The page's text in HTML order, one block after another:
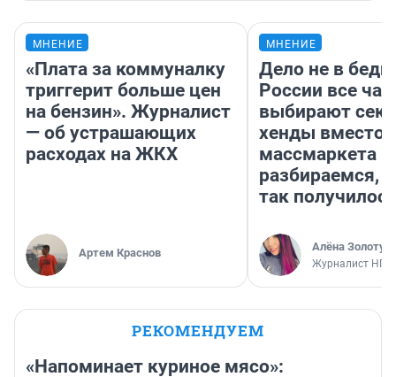
МНЕНИЕ
«Плата за коммуналку
триггерит больше цен
на бензин». Журналист
— об устрашающих
расходах на ЖКХ
Артем Краснов
МНЕНИЕ
Дело не в
России все
выбирают
хенды вместо
массмаркета —
разбираемся,
так
Алёна
Журналист НГС
РЕКОМЕНДУЕМ
«Напоминает куриное мясо»: